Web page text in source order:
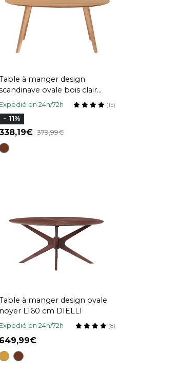
à manger design
ovale bois clair
L160 cm MARIK
Expedié en 24h/72h (15)
- 11%
379,99
à manger design ovale
noyer L160 cm DIELLI
Expedié en 24h/72h (8)
649,99